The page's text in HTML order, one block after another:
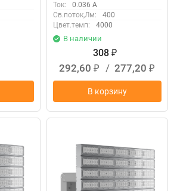
Ток:
0.036 А
Св.поток,Лм:
400
Цвет.темп:
4000
В наличии
308 ₽
292,60 ₽ / 277,20 ₽
В корзину